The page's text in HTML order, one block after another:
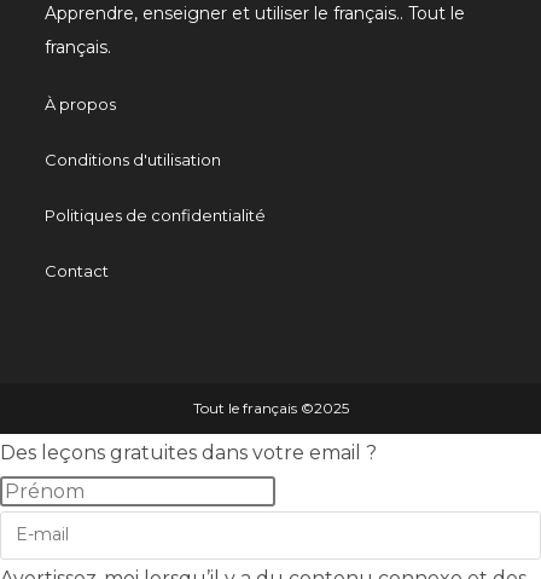
Apprendre, enseigner et utiliser le français.. Tout le
français.
À propos
Conditions d'utilisation
Politiques de confidentialité
Contact
Tout le français ©️2025
Des leçons gratuites dans votre email ?